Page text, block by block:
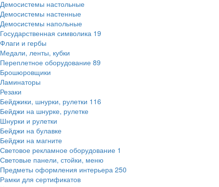
Демосистемы настольные
Демосистемы настенные
Демосистемы напольные
Государственная символика 19
Флаги и гербы
Медали, ленты, кубки
Переплетное оборудование 89
Брошюровщики
Ламинаторы
Резаки
Бейджики, шнурки, рулетки 116
Бейджи на шнурке, рулетке
Шнурки и рулетки
Бейджи на булавке
Бейджи на магните
Световое рекламное оборудование 1
Световые панели, стойки, меню
Предметы оформления интерьера 250
Рамки для сертификатов